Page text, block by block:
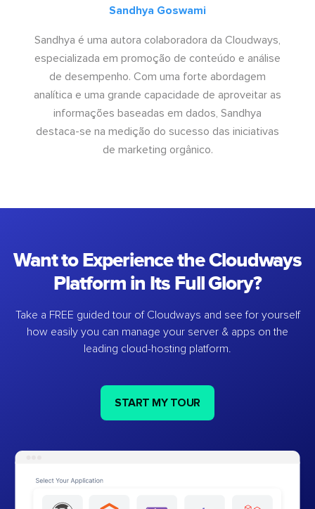
Sandhya Goswami
Sandhya é uma autora colaboradora da Cloudways,
especializada em promoção de conteúdo e análise
de desempenho. Com uma forte abordagem
analítica e uma grande capacidade de aproveitar as
informações baseadas em dados, Sandhya
destaca-se na medição do sucesso das iniciativas
de marketing orgânico.
Want to Experience the Cloudways
Platform in Its Full Glory?
Take a FREE guided tour of Cloudways and see for yourself
how easily you can manage your server & apps on the
leading cloud-hosting platform.
START MY TOUR